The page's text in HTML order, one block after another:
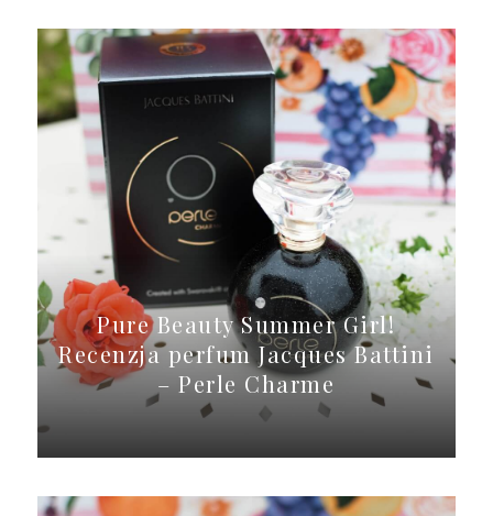
Pure Beauty Summer Girl!
Recenzja perfum Jacques Battini
– Perle Charme